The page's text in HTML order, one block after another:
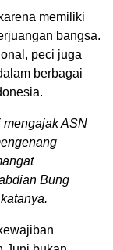
memiliki
bangsa.
peci juga
berbagai
mengajak ASN
Bung